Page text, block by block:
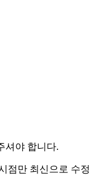
셔야 합니다.
점만 최신으로 수정